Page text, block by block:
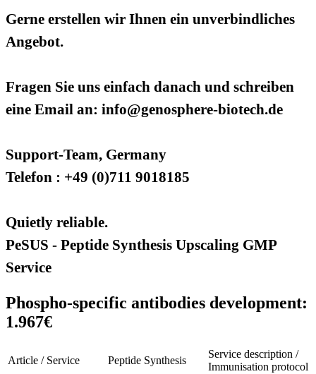
Gerne erstellen wir Ihnen ein unverbindliches
Angebot.
Fragen Sie uns einfach danach und schreiben
eine Email an: info@genosphere-biotech.de
Support-Team, Germany
Telefon : +49 (0)711 9018185
Quietly reliable.
PeSUS - Peptide Synthesis Upscaling GMP
Service
Phospho-specific antibodies development:
1.967€
Article / Service Peptide Synthesis
Service description /
Immunisation protocol